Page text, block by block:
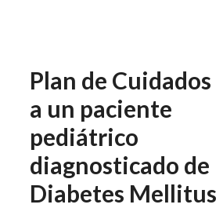
Plan de Cuidados
a un paciente
pediátrico
diagnosticado de
Diabetes Mellitus